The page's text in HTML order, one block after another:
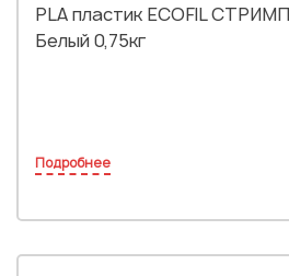
PLA пластик ECOFIL
Белый 0,75кг
Подробнее